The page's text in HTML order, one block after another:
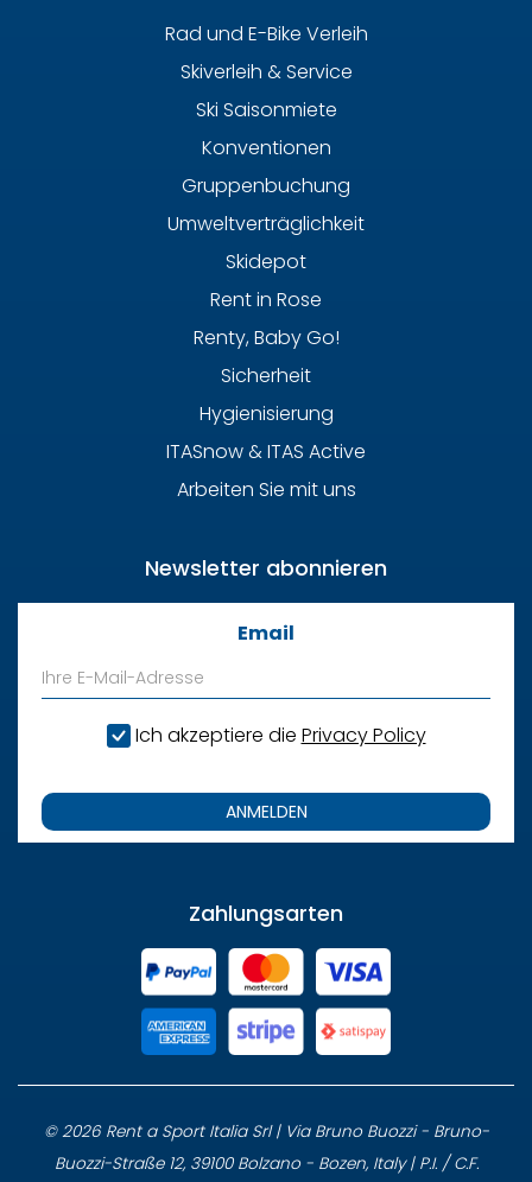
Rad und E-Bike Verleih
Skiverleih & Service
Ski Saisonmiete
Konventionen
Gruppenbuchung
Umweltverträglichkeit
Skidepot
Rent in Rose
Renty, Baby Go!
Sicherheit
Hygienisierung
ITASnow & ITAS Active
Arbeiten Sie mit uns
Newsletter abonnieren
Email
Ich akzeptiere die Privacy Policy
ANMELDEN
Zahlungsarten
© 2026 Rent a Sport Italia Srl | Via Bruno Buozzi - Bruno-
Buozzi-Straße 12, 39100 Bolzano - Bozen, Italy | P.I. / C.F.